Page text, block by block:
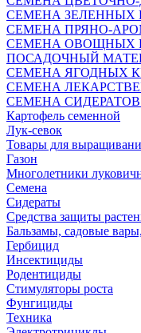
СЕМЕНА ЗЕЛЕННЫХ
СЕМЕНА ПРЯНО-
СЕМЕНА ОВОЩНЫХ
ПОСАДОЧНЫЙ
СЕМЕНА ЯГОДНЫХ
СЕМЕНА
СЕМЕНА
Картофель семенной
Лук-севок
Товары для
Газон
Многолетники
Семена
Сидераты
Средства защиты
Бальзамы, садовые
Гербицид
Инсектициды
Родентициды
Стимуляторы роста
Фунгициды
Техника